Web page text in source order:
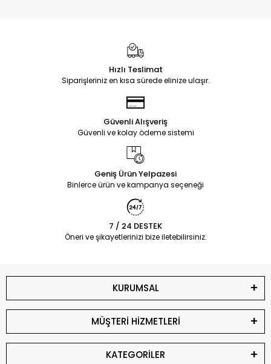
Hızlı Teslimat
Siparişleriniz en kısa sürede elinize ulaşır.
Güvenli Alışveriş
Güvenli ve kolay ödeme sistemi
Geniş Ürün Yelpazesi
Binlerce ürün ve kampanya seçeneği
7 / 24 DESTEK
Öneri ve şikayetlerinizi bize iletebilirsiniz.
KURUMSAL
MÜŞTERİ HİZMETLERİ
KATEGORİLER